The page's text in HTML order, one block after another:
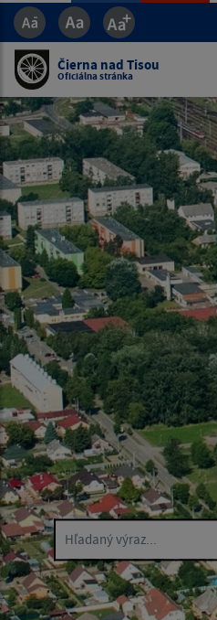
Čierna nad Tisou
Oficiálna stránka
Hľadaný výraz...